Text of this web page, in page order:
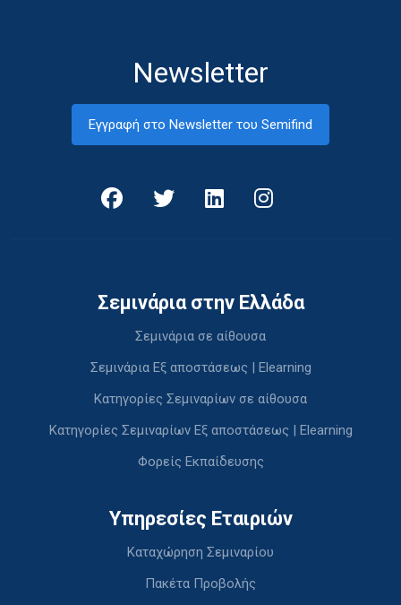
Newsletter
Εγγραφή στο Newsletter του Semifind
Σεμινάρια στην Ελλάδα
Σεμινάρια σε αίθουσα
Σεμινάρια Εξ αποστάσεως | Elearning
Κατηγορίες Σεμιναρίων σε αίθουσα
Κατηγορίες Σεμιναρίων Εξ αποστάσεως | Elearning
Φορείς Εκπαίδευσης
Υπηρεσίες Εταιριών
Καταχώρηση Σεμιναρίου
Πακέτα Προβολής